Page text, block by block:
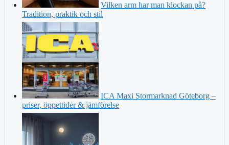
Vilken arm har man klockan på?
Tradition, praktik och stil
ICA Maxi Stormarknad Göteborg –
priser, öppettider & jämförelse